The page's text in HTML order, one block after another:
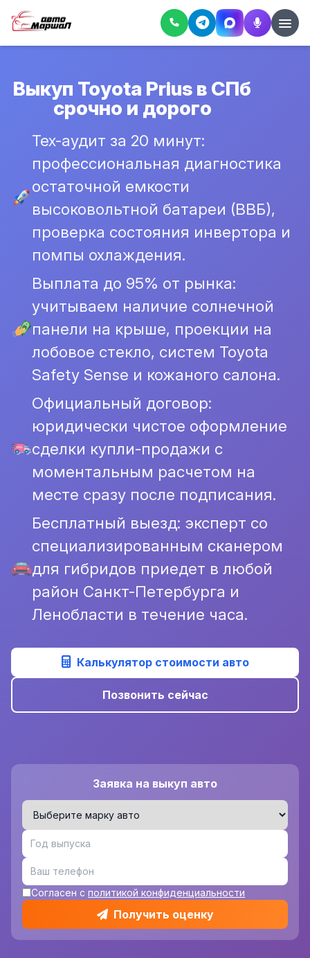
Выкуп Toyota Prius в СПб
срочно и дорого
Тех-аудит за 20 минут:
профессиональная диагностика
остаточной емкости
высоковольтной батареи (ВВБ),
проверка состояния инвертора и
помпы охлаждения.
Выплата до 95% от рынка:
учитываем наличие солнечной
панели на крыше, проекции на
лобовое стекло, систем Toyota
Safety Sense и кожаного салона.
Официальный договор:
юридически чистое оформление
сделки купли-продажи с
моментальным расчетом на
месте сразу после подписания.
Бесплатный выезд: эксперт со
специализированным сканером
для гибридов приедет в любой
район Санкт-Петербурга и
Ленобласти в течение часа.
Калькулятор стоимости авто
Позвонить сейчас
Заявка на выкуп авто
Согласен с политикой конфиденциальности
Получить оценку